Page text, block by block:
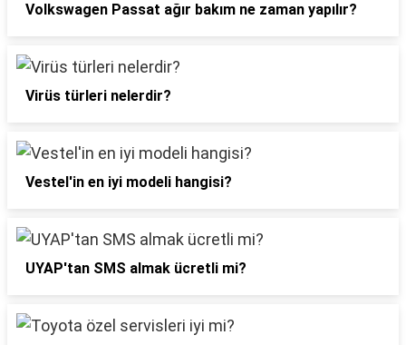
Volkswagen Passat ağır bakım ne zaman yapılır?
Virüs türleri nelerdir?
Vestel'in en iyi modeli hangisi?
UYAP'tan SMS almak ücretli mi?